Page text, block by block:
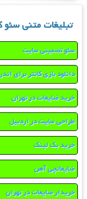
تبلیغات متنی سئو
سئو تضمینی سایت
دانلود بازی کانتر برای
خرید ضایعات در تهران
طراحی سایت در اردبیل
خرید بک لینک
ضایعاتچی آهن
خریدار ضایعات در تهران